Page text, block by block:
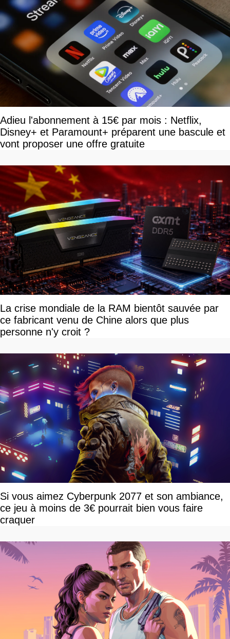
Adieu l'abonnement à 15€ par mois : Netflix,
Disney+ et Paramount+ préparent une bascule et
vont proposer une offre gratuite
La crise mondiale de la RAM bientôt sauvée par
ce fabricant venu de Chine alors que plus
personne n'y croit ?
Si vous aimez Cyberpunk 2077 et son ambiance,
ce jeu à moins de 3€ pourrait bien vous faire
craquer